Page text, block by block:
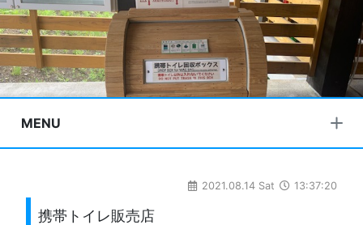
MENU
2021.08.14 Sat 13:37:20
携帯トイレ販売店